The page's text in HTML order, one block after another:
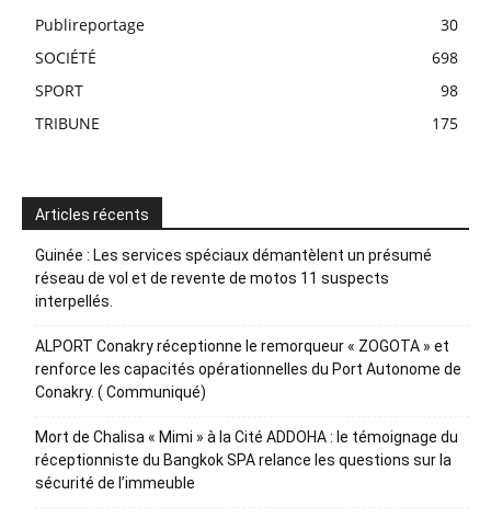
Publireportage
30
SOCIÉTÉ
698
SPORT
98
TRIBUNE
175
Articles récents
Guinée : Les services spéciaux démantèlent un présumé
réseau de vol et de revente de motos 11 suspects
interpellés.
ALPORT Conakry réceptionne le remorqueur « ZOGOTA » et
renforce les capacités opérationnelles du Port Autonome de
Conakry. ( Communiqué)
Mort de Chalisa « Mimi » à la Cité ADDOHA : le témoignage du
réceptionniste du Bangkok SPA relance les questions sur la
sécurité de l’immeuble